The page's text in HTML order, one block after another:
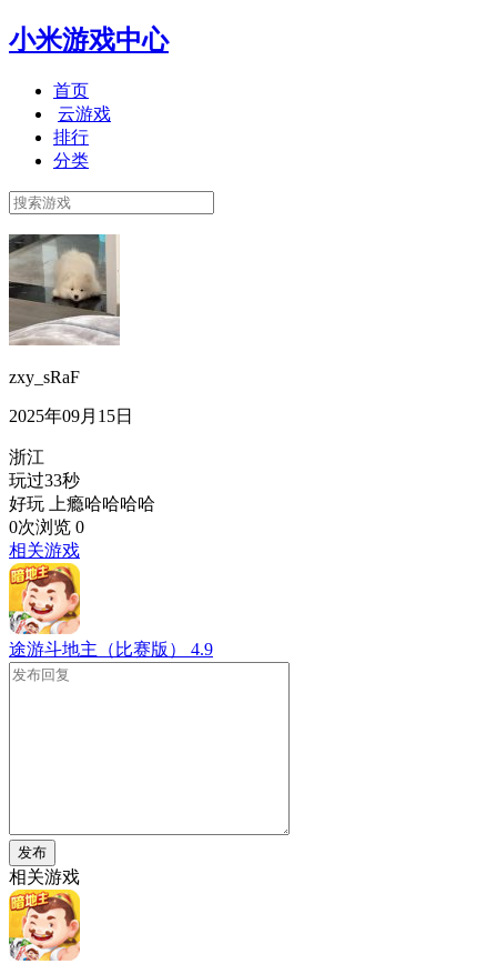
小米游戏中心
首页
云游戏
排行
分类
zxy_sRaF
2025年09月15日
浙江
玩过33秒
好玩 上瘾哈哈哈哈
0次浏览 0
相关游戏
途游斗地主（比赛版） 4.9
发布
相关游戏